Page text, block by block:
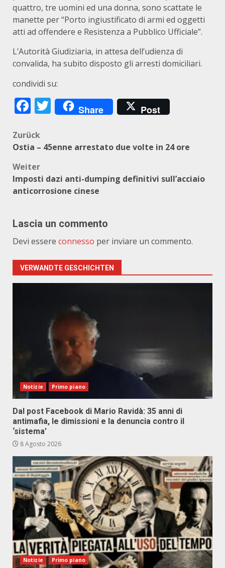
quattro, tre uomini ed una donna, sono scattate le
manette per “Porto ingiustificato di armi ed oggetti
atti ad offendere e Resistenza a Pubblico Ufficiale”.
L’Autorità Giudiziaria, in attesa dell’udienza di
convalida, ha subito disposto gli arresti domiciliari.
condividi su:
Facebook
Twitter
Share Post
Beitragsnavigation
Zurück
Ostia – 45enne arrestato due volte in 24 ore
Weiter
Imposti dazi anti-dumping definitivi sull’acciaio
anticorrosione cinese
Lascia un commento
Devi essere connesso per inviare un commento.
VERWANDTE GESCHICHTEN
Notizie Primo piano
Dal post Facebook di Mario Ravidà: 35 anni di
antimafia, le dimissioni e la denuncia contro il
‘sistema’
8 Agosto 2026
Notizie Primo piano